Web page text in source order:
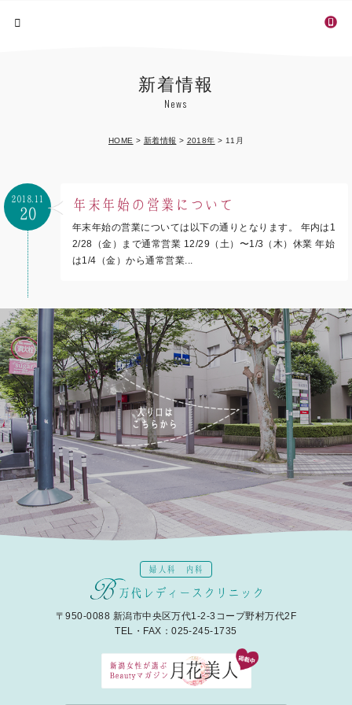
新着情報
News
HOME > 新着情報 > 2018年 > 11月
2018.11
20
年末年始の営業について
年末年始の営業については以下の通りとなります。 年内は1
2/28（金）まで通常営業 12/29（土）〜1/3（木）休業 年始
は1/4（金）から通常営業...
婦人科 内科
〒950-0088 新潟市中央区万代1-2-3コープ野村万代2F
TEL・FAX：025-245-1735